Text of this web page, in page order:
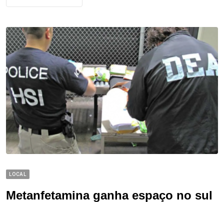
LOCAL
Metanfetamina ganha espaço no sul